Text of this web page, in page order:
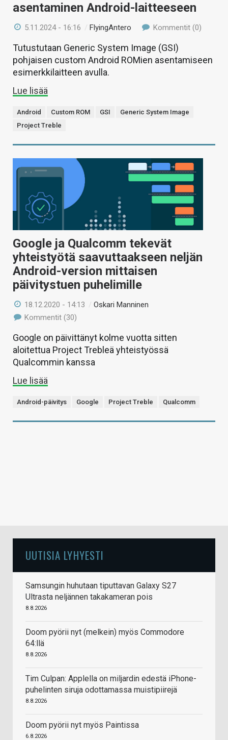
asentaminen Android-laitteeseen
5.11.2024 - 16:16 / FlyingAntero Kommentit (0)
Tutustutaan Generic System Image (GSI)
pohjaisen custom Android ROMien asentamiseen
esimerkkilaitteen avulla.
Lue lisää
Android Custom ROM GSI
Generic System Image
Project Treble
Google ja Qualcomm tekevät
yhteistyötä saavuttaakseen neljän
Android-version mittaisen
päivitystuen puhelimille
18.12.2020 - 14:13 /Oskari Manninen
Kommentit (30)
Google on päivittänyt kolme vuotta sitten
aloitettua Project Trebleä yhteistyössä
Qualcommin kanssa
Lue lisää
Android-päivitys Google Project Treble Qualcomm
UUTISIA LYHYESTI
Samsungin huhutaan tiputtavan Galaxy S27
Ultrasta neljännen takakameran pois
8.8.2026
Doom pyörii nyt (melkein) myös Commodore
64:llä
8.8.2026
Tim Culpan: Applella on miljardin edestä iPhone-
puhelinten siruja odottamassa muistipiirejä
8.8.2026
Doom pyörii nyt myös Paintissa
6.8.2026